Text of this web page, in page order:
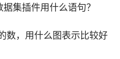
集插件用什么语句？
数，用什么图表示比较好